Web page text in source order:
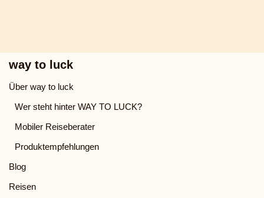
way to luck
Über way to luck
Wer steht hinter WAY TO LUCK?
Mobiler Reiseberater
Produktempfehlungen
Blog
Reisen